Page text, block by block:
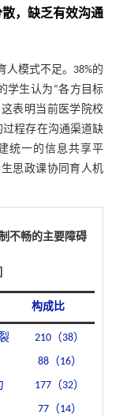
，缺乏有效沟通
人模式不足。38%的
学生认为“各方目标
表明当前医学院校
过程存在沟通渠道缺
统一的信息共享平
思政课协同育人机
不畅的主要障碍
构成比
210（38）
88（16）
177（32）
77（14）